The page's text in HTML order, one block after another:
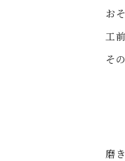
お
工
そ
磨